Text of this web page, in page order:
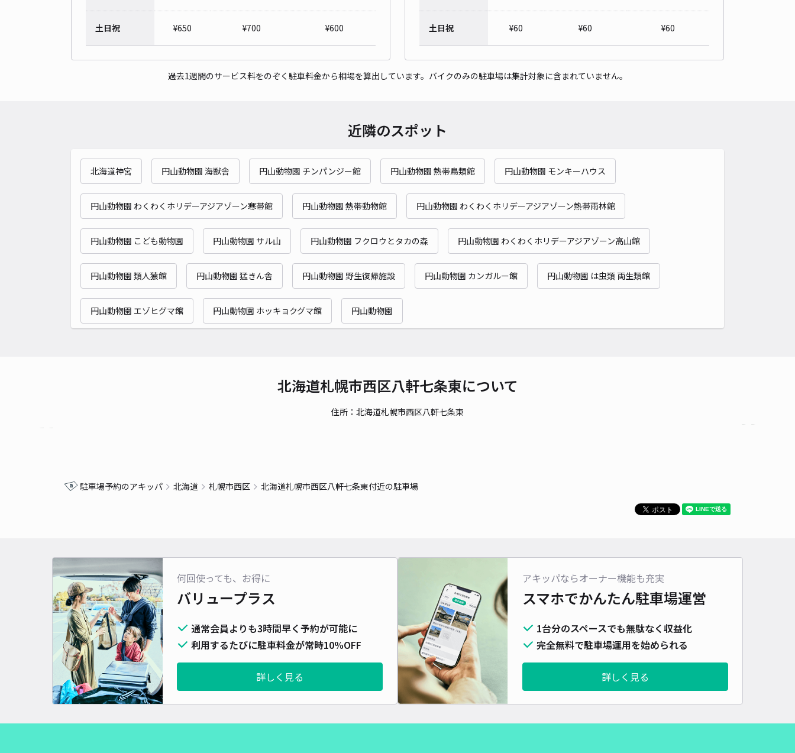
土日祝 ¥650 ¥700 ¥600 土日祝 ¥60 ¥60 ¥60
過去1週間のサービス料をのぞく駐車料金から相場を算出しています。バイクのみの駐車場は集計対象に含まれていません。
近隣のスポット
北海道神宮 円山動物園 海獣舎 円山動物園 チンパンジー館 円山動物園 熱帯鳥類館 円山動物園 モンキーハウス
円山動物園 わくわくホリデーアジアゾーン寒帯館 円山動物園 熱帯動物館 円山動物園 わくわくホリデーアジアゾーン熱帯雨林館
円山動物園 こども動物園 円山動物園 サル山 円山動物園 フクロウとタカの森 円山動物園 わくわくホリデーアジアゾーン高山館
円山動物園 類人猿館 円山動物園 猛きん舎 円山動物園 野生復帰施設 円山動物園 カンガルー館 円山動物園 は虫類 両生類館
円山動物園 エゾヒグマ館 円山動物園 ホッキョクグマ館 円山動物園
北海道札幌市西区八軒七条東について
住所：北海道札幌市西区八軒七条東
駐車場予約のアキッパ 北海道 札幌市西区 北海道札幌市西区八軒七条東付近の駐車場
何回使っても、お得に
バリュープラス
通常会員よりも3時間早く予約が可能に
利用するたびに駐車料金が常時10%OFF
詳しく見る
アキッパならオーナー機能も充実
スマホでかんたん駐車場運営
1台分のスペースでも無駄なく収益化
完全無料で駐車場運用を始められる
詳しく見る